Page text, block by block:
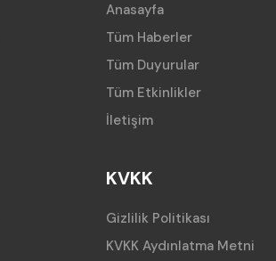
Anasayfa
Tüm Haberler
Tüm Duyurular
Tüm Etkinlikler
İletişim
KVKK
Gizlilik Politikası
KVKK Aydınlatma Metni